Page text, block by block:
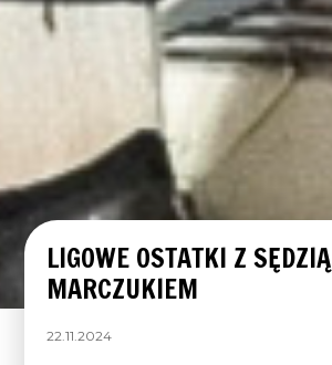
LIGOWE OSTATKI Z SĘDZIĄ
MARCZUKIEM
22.11.2024